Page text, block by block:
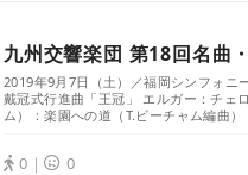
九州交響楽団 第18回名曲
2019年9月7日（土）／福岡シンフォニ
戴冠式行進曲「王冠」 エルガー：チェ
ム）：楽園への道（T.ビーチャム編曲
0｜ 0